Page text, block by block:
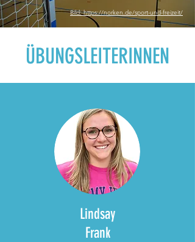
Bild: https://norken.de/sport-und-freizeit/
ÜBUNGSLEITERINNEN
Lindsay
Frank